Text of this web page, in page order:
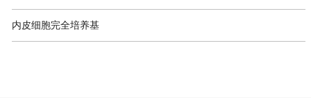
内皮细胞完全培养基